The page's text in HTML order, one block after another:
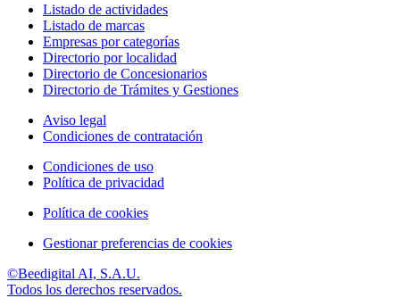
Listado de actividades
Listado de marcas
Empresas por categorías
Directorio por localidad
Directorio de Concesionarios
Directorio de Trámites y Gestiones
Aviso legal
Condiciones de contratación
Condiciones de uso
Política de privacidad
Política de cookies
Gestionar preferencias de cookies
©Beedigital AI, S.A.U.
Todos los derechos reservados.